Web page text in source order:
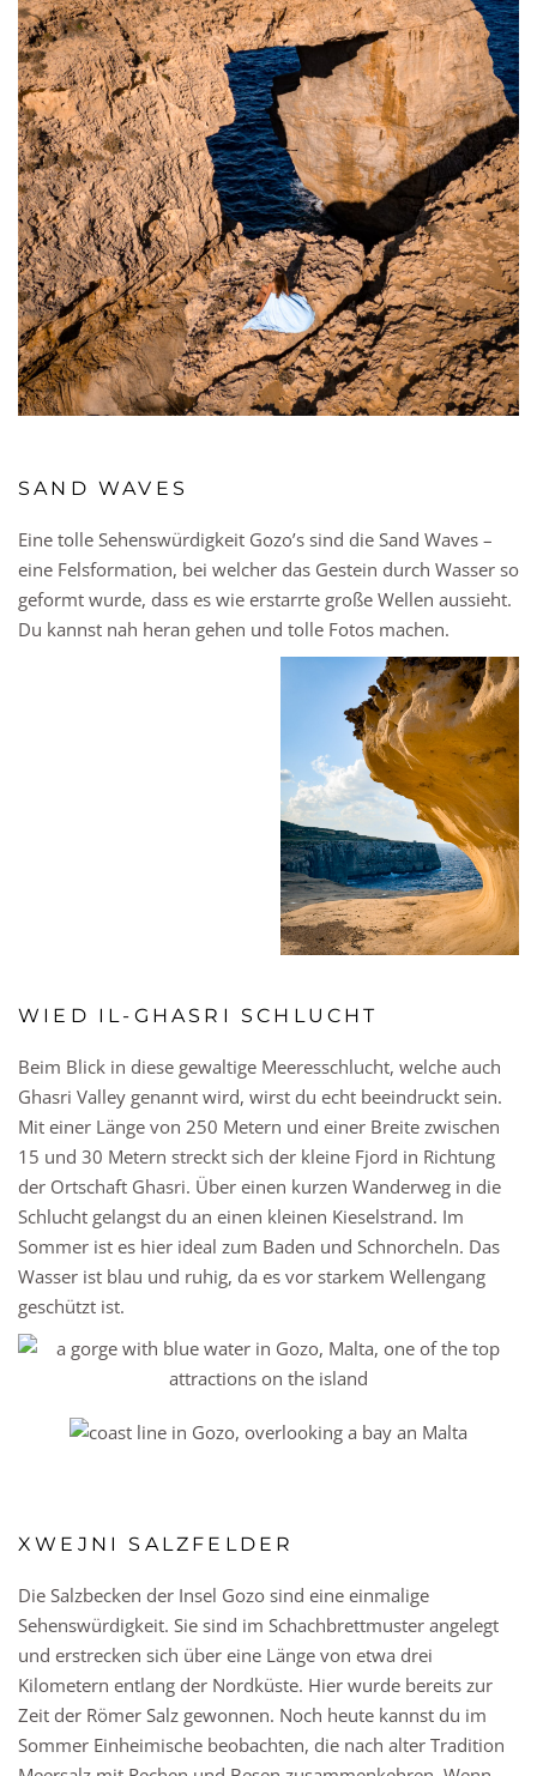
SAND WAVES
Eine tolle Sehenswürdigkeit Gozo’s sind die Sand Waves –
eine Felsformation, bei welcher das Gestein durch Wasser so
geformt wurde, dass es wie erstarrte große Wellen aussieht.
Du kannst nah heran gehen und tolle Fotos machen.
WIED IL-GHASRI SCHLUCHT
Beim Blick in diese gewaltige Meeresschlucht, welche auch
Ghasri Valley genannt wird, wirst du echt beeindruckt sein.
Mit einer Länge von 250 Metern und einer Breite zwischen
15 und 30 Metern streckt sich der kleine Fjord in Richtung
der Ortschaft Ghasri. Über einen kurzen Wanderweg in die
Schlucht gelangst du an einen kleinen Kieselstrand. Im
Sommer ist es hier ideal zum Baden und Schnorcheln. Das
Wasser ist blau und ruhig, da es vor starkem Wellengang
geschützt ist.
XWEJNI SALZFELDER
Die Salzbecken der Insel Gozo sind eine einmalige
Sehenswürdigkeit. Sie sind im Schachbrettmuster angelegt
und erstrecken sich über eine Länge von etwa drei
Kilometern entlang der Nordküste. Hier wurde bereits zur
Zeit der Römer Salz gewonnen. Noch heute kannst du im
Sommer Einheimische beobachten, die nach alter Tradition